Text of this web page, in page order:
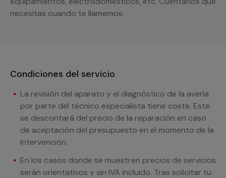
necesitas cuando te llamemos.
Condiciones del servicio
La revisión del aparato y el diagnóstico de la avería
por parte del técnico especialista tiene coste. Este
se descontará del precio de la reparación en caso
de aceptación del presupuesto en el momento de la
intervención.
En los casos donde se muestren precios de servicios
serán orientativos y sin IVA incluido. Tras solicitar tu